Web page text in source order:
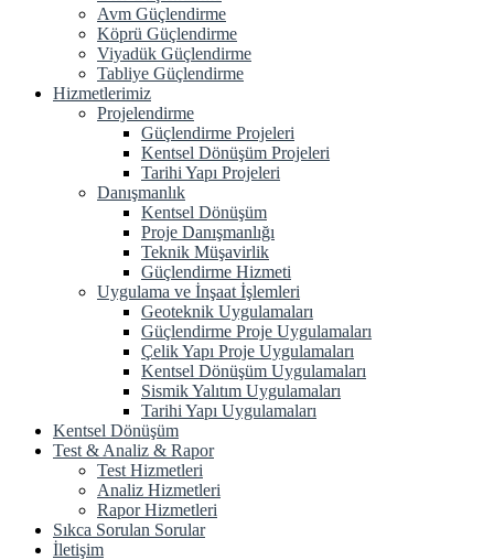
Avm Güçlendirme
Köprü Güçlendirme
Viyadük Güçlendirme
Tabliye Güçlendirme
Hizmetlerimiz
Projelendirme
Güçlendirme Projeleri
Kentsel Dönüşüm Projeleri
Tarihi Yapı Projeleri
Danışmanlık
Kentsel Dönüşüm
Proje Danışmanlığı
Teknik Müşavirlik
Güçlendirme Hizmeti
Uygulama ve İnşaat İşlemleri
Geoteknik Uygulamaları
Güçlendirme Proje Uygulamaları
Çelik Yapı Proje Uygulamaları
Kentsel Dönüşüm Uygulamaları
Sismik Yalıtım Uygulamaları
Tarihi Yapı Uygulamaları
Kentsel Dönüşüm
Test & Analiz & Rapor
Test Hizmetleri
Analiz Hizmetleri
Rapor Hizmetleri
Sıkca Sorulan Sorular
İletişim